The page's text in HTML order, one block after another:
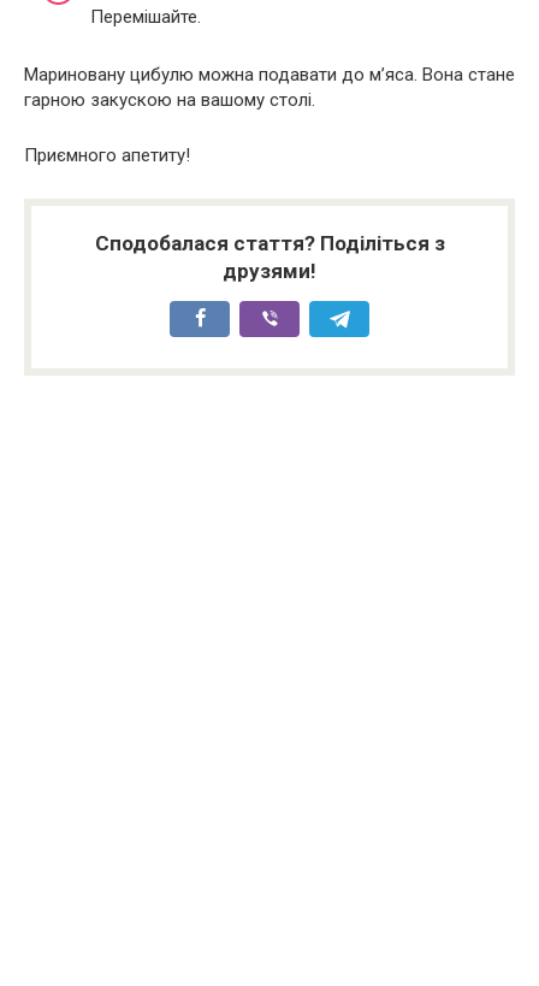
Перемішайте.
Мариновану цибулю можна подавати до м’яса. Вона стане
гарною закускою на вашому столі.
Приємного апетиту!
Сподобалася стаття? Поділіться з
друзями!